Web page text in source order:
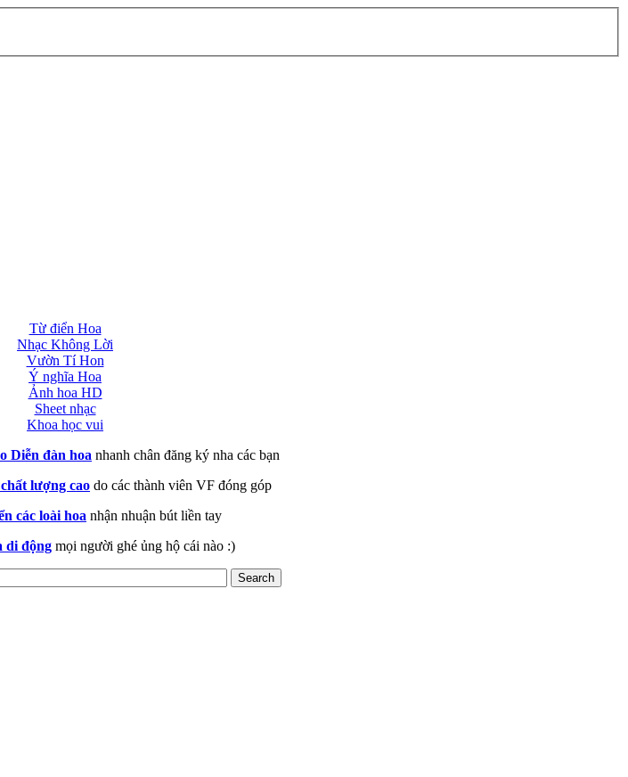
Từ điển Hoa
Nhạc Không Lời
Vườn Tí Hon
Ý nghĩa Hoa
Ảnh hoa HD
Sheet nhạc
Khoa học vui
Diễn đàn hoa nhanh chân đăng ký nha các bạn
lượng cao do các thành viên VF đóng góp
các loài hoa nhận nhuận bút liền tay
di động mọi người ghé ủng hộ cái nào :)